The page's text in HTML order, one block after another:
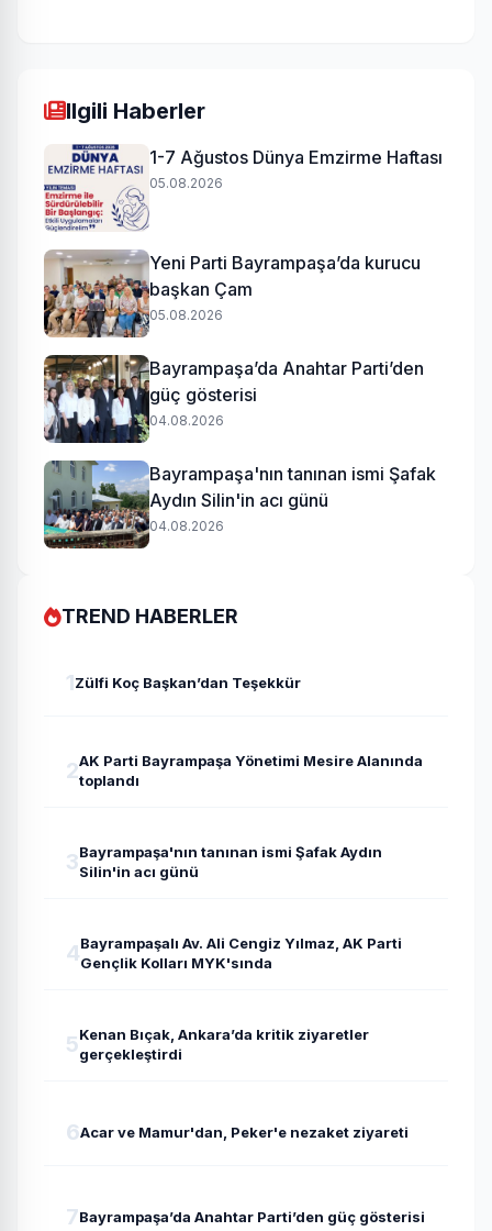
Ilgili Haberler
1-7 Ağustos Dünya Emzirme Haftası
05.08.2026
Yeni Parti Bayrampaşa’da kurucu
başkan Çam
05.08.2026
Bayrampaşa’da Anahtar Parti’den
güç gösterisi
04.08.2026
Bayrampaşa'nın tanınan ismi Şafak
Aydın Silin'in acı günü
04.08.2026
TREND HABERLER
1Zülfi Koç Başkan’dan Teşekkür
2AK Parti Bayrampaşa Yönetimi Mesire Alanında
toplandı
3Bayrampaşa'nın tanınan ismi Şafak Aydın
Silin'in acı günü
4Bayrampaşalı Av. Ali Cengiz Yılmaz, AK Parti
Gençlik Kolları MYK'sında
5Kenan Bıçak, Ankara’da kritik ziyaretler
gerçekleştirdi
6Acar ve Mamur'dan, Peker'e nezaket ziyareti
7Bayrampaşa’da Anahtar Parti’den güç gösterisi